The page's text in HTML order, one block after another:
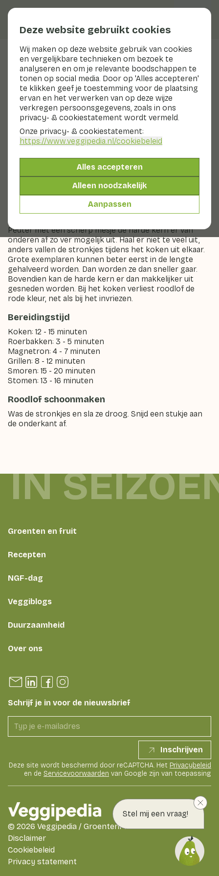
Stel mij een vraag!
Deze website gebruikt cookies
Wij maken op deze website gebruik van cookies
en vergelijkbare technieken om bezoek te
analyseren en om je relevante boodschappen te
tonen op social media. Door op 'Alles accepteren'
te klikken geef je toestemming voor de plaatsing
ervan en het verwerken van op deze wijze
verkregen persoonsgegevens, zoals in ons
privacy- & cookiestatement wordt vermeld.
Onze privacy- & cookiestatement:
https://www.veggipedia.nl/cookiebeleid
Alles accepteren
Alleen noodzakelijk
Aanpassen
Roodlof
Bereiden & bewaren
BereidenBewaren
Reepjes maken (voor salade en koken):
Begin bij het bovenste puntje en snijd de stronkjes
ongeveer 0,5 centimeter breed. Om te koken snijd je de
roodlof ongeveer 2 centimeter breed. Gooi het laatste
stukje stronk weg. Verwijder de bittere plakjes van de
harde kern.
Hele stronkjes (om te koken):
Snijd aan de onderkant van de stronkjes een plakje af.
Peuter met een scherp mesje de harde kern er van
onderen af zo ver mogelijk uit. Haal er niet te veel uit,
anders vallen de stronkjes tijdens het koken uit elkaar.
Grote exemplaren kunnen beter eerst in de lengte
gehalveerd worden. Dan worden ze dan sneller gaar.
Bovendien kan de harde kern er dan makkelijker uit
gesneden worden. Bij het koken verliest roodlof de
rode kleur, net als bij het invriezen.
Bereidingstijd
Koken: 12 - 15 minuten
Roerbakken: 3 - 5 minuten
Magnetron: 4 - 7 minuten
Grillen: 8 - 12 minuten
Smoren: 15 - 20 minuten
Stomen: 13 - 16 minuten
Roodlof schoonmaken
Was de stronkjes en sla ze droog. Snijd een stukje aan
de onderkant af.
Groenten en fruit
Recepten
NGF-dag
Veggiblogs
Duurzaamheid
Over ons
Schrijf je in voor de nieuwsbrief
Inschrijven
Deze site wordt beschermd door reCAPTCHA. Het Privacybeleid
en de Servicevoorwaarden van Google zijn van toepassing
Disclaimer
Cookiebeleid
Privacy statement
© 2026 Veggipedia / GroentenFruit Huis